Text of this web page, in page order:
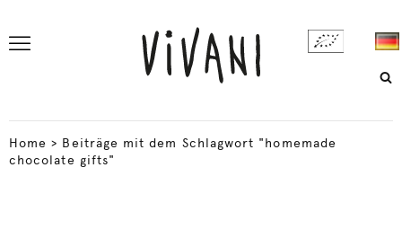
Home > Beiträge mit dem Schlagwort "homemade
chocolate gifts"